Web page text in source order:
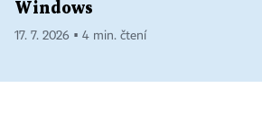
Windows
17. 7. 2026 ▪ 4 min. čtení